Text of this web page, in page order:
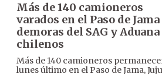
Más de 140 camioneros
varados en el Paso de
demoras del SAG y Aduana
chilenos
Más de 140 camioneros
lunes último en el Paso de Jama,